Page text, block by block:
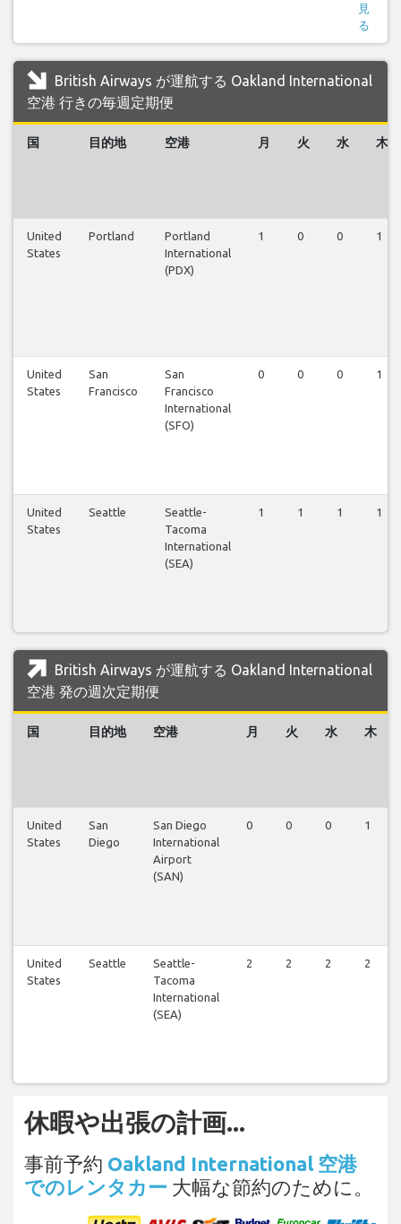
見
る
British Airways が運航する Oakland International
空港 行きの毎週定期便
国 目的地 空港 月 火 水 木
United
States
Portland
Portland
International
(PDX)
1 0 0 1
United
States
San
Francisco
San
Francisco
International
(SFO)
0 0 0 1
United
States
Seattle
Seattle-
Tacoma
International
(SEA)
1 1 1 1
British Airways が運航する Oakland International
空港 発の週次定期便
国 目的地 空港 月 火 水 木
United
States
San
Diego
San Diego
International
Airport
(SAN)
0 0 0 1
United
States
Seattle
Seattle-
Tacoma
International
(SEA)
2 2 2 2
休暇や出張の計画...
事前予約 Oakland International 空港
でのレンタカー 大幅な節約のために。